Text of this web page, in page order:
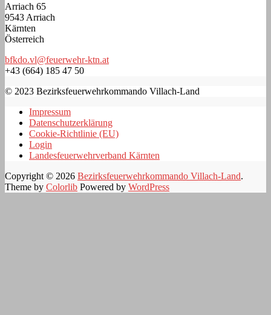
Arriach 65
9543 Arriach
Kärnten
Österreich
bfkdo.vl@feuerwehr-ktn.at
+43 (664) 185 47 50
© 2023 Bezirksfeuerwehrkommando Villach-Land
Impressum
Datenschutzerklärung
Cookie-Richtlinie (EU)
Login
Landesfeuerwehrverband Kärnten
Copyright © 2026 Bezirksfeuerwehrkommando Villach-Land.
Theme by Colorlib Powered by WordPress